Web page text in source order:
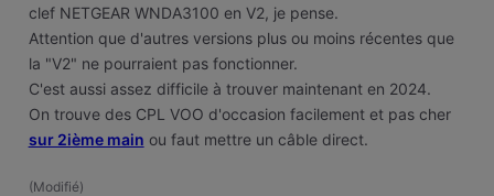
clef NETGEAR WNDA3100 en V2, je pense.
Attention que d'autres versions plus ou moins récentes que
la "V2" ne pourraient pas fonctionner.
C'est aussi assez difficile à trouver maintenant en 2024.
On trouve des CPL VOO d'occasion facilement et pas cher
sur 2ième main ou faut mettre un câble direct.
(Modifié)